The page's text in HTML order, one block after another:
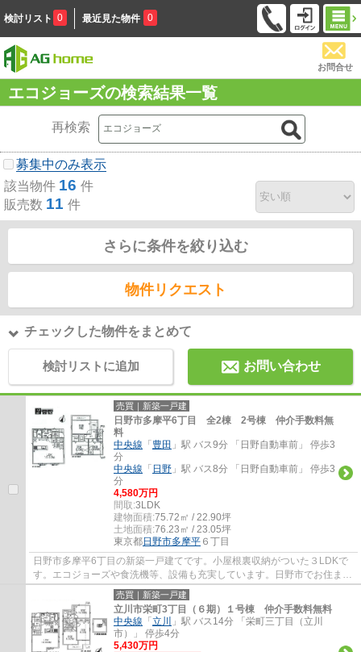
検討リスト 0 最近見た物件 0
お問合せ
エコジョーズの検索結果一覧
再検索
募集中のみ表示
該当物件 16 件
販売数 11 件
さらに条件を絞り込む
物件リクエスト
チェックした物件をまとめて
検討リストに追加 お問い合わせ
売買｜新築一戸建
日野市多摩平6丁目 全2棟 2号棟 仲介手数料無
料
中央線 「 豊田 」駅 バス9分 「日野自動車前」 停歩3
分
中央線 「 日野 」駅 バス8分 「日野自動車前」 停歩3
分
4,580万円
間取:3LDK
建物面積:75.72㎡ / 22.90坪
土地面積:76.23㎡ / 23.05坪
東京都日野市多摩平 ６丁目
日野市多摩平6丁目の新築一戸建てです。小屋根裏収納がついた３LDKで
す。エコジョーズや食洗機等、設備も充実しています。日野市でお住まい
をお探しなら、多摩地区に詳しいエージーホ...
売買｜新築一戸建
立川市栄町3丁目（６期）１号棟 仲介手数料無料
中央線 「 立川
」駅 バス14分 「栄町三丁目（立川
市）」 停歩4分
5,430万円